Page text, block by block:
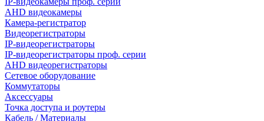
AHD видеокамеры
Камера-регистратор
Видеорегистраторы
IP-видеорегистраторы
IP-видеорегистраторы проф. серии
AHD видеорегистраторы
Сетевое оборудование
Коммутаторы
Аксессуары
Точка доступа и роутеры
Кабель / Материалы